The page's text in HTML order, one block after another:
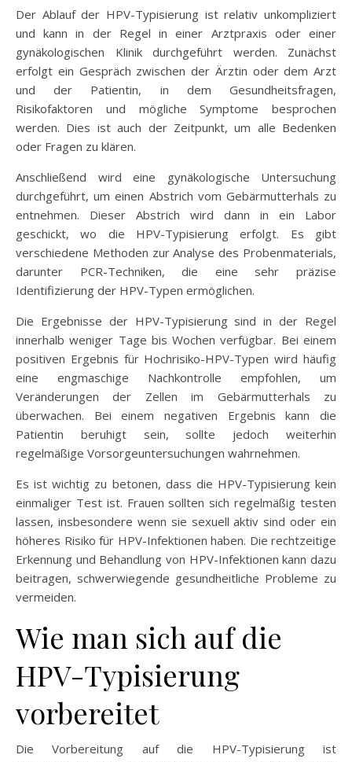
Der Ablauf der HPV-Typisierung ist relativ unkompliziert
und kann in der Regel in einer Arztpraxis oder einer
gynäkologischen Klinik durchgeführt werden. Zunächst
erfolgt ein Gespräch zwischen der Ärztin oder dem Arzt
und der Patientin, in dem Gesundheitsfragen,
Risikofaktoren und mögliche Symptome besprochen
werden. Dies ist auch der Zeitpunkt, um alle Bedenken
oder Fragen zu klären.
Anschließend wird eine gynäkologische Untersuchung
durchgeführt, um einen Abstrich vom Gebärmutterhals zu
entnehmen. Dieser Abstrich wird dann in ein Labor
geschickt, wo die HPV-Typisierung erfolgt. Es gibt
verschiedene Methoden zur Analyse des Probenmaterials,
darunter PCR-Techniken, die eine sehr präzise
Identifizierung der HPV-Typen ermöglichen.
Die Ergebnisse der HPV-Typisierung sind in der Regel
innerhalb weniger Tage bis Wochen verfügbar. Bei einem
positiven Ergebnis für Hochrisiko-HPV-Typen wird häufig
eine engmaschige Nachkontrolle empfohlen, um
Veränderungen der Zellen im Gebärmutterhals zu
überwachen. Bei einem negativen Ergebnis kann die
Patientin beruhigt sein, sollte jedoch weiterhin
regelmäßige Vorsorgeuntersuchungen wahrnehmen.
Es ist wichtig zu betonen, dass die HPV-Typisierung kein
einmaliger Test ist. Frauen sollten sich regelmäßig testen
lassen, insbesondere wenn sie sexuell aktiv sind oder ein
höheres Risiko für HPV-Infektionen haben. Die rechtzeitige
Erkennung und Behandlung von HPV-Infektionen kann dazu
beitragen, schwerwiegende gesundheitliche Probleme zu
vermeiden.
Wie man sich auf die
HPV-Typisierung
vorbereitet
Die Vorbereitung auf die HPV-Typisierung ist